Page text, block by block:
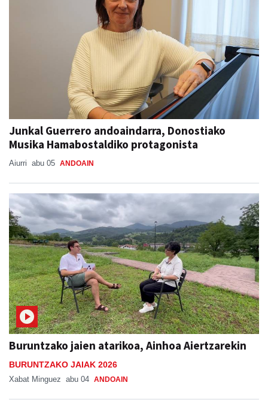
Junkal Guerrero andoaindarra, Donostiako
Musika Hamabostaldiko protagonista
Aiurri abu 05 ANDOAIN
Buruntzako jaien atarikoa, Ainhoa Aiertzarekin
BURUNTZAKO JAIAK 2026
Xabat Minguez abu 04 ANDOAIN